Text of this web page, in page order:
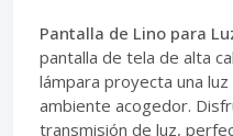
Pantalla de Lino para
pantalla de tela de alta
lámpara proyecta una
ambiente acogedor.
transmisión de luz,